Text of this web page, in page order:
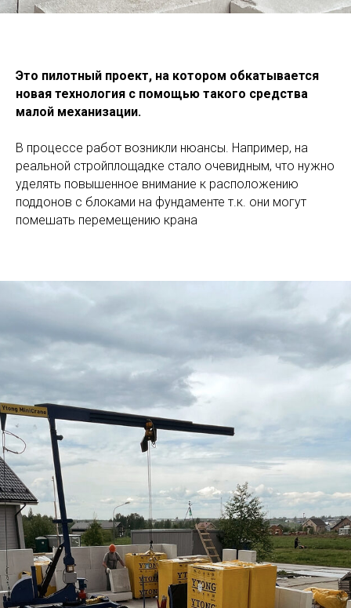
Это пилотный проект, на котором обкатывается
новая технология с помощью такого средства
малой механизации.
В процессе работ возникли нюансы. Например, на
реальной стройплощадке стало очевидным, что нужно
уделять повышенное внимание к расположению
поддонов с блоками на фундаменте т.к. они могут
помешать перемещению крана